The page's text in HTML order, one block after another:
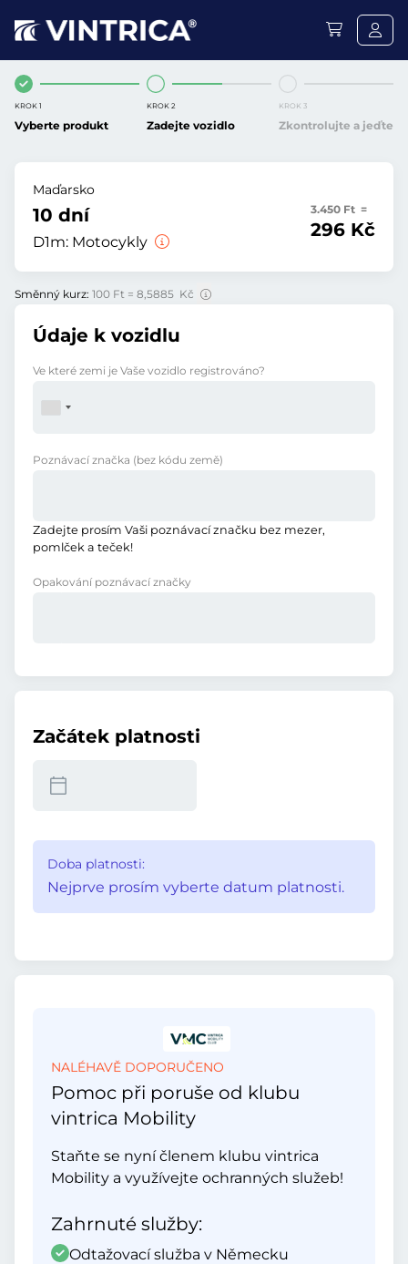
KROK 1
Vyberte produkt
KROK 2
Zadejte vozidlo
KROK 3
Zkontrolujte a jeďte
Maďarsko
10 dní
D1m: Motocykly
3.450 Ft =
296 Kč
Směnný kurz: 100 Ft = 8,5885 Kč
Údaje k vozidlu
Ve které zemi je Vaše vozidlo registrováno?
Poznávací značka (bez kódu země)
Zadejte prosím Vaši poznávací značku bez mezer,
pomlček a teček!
Opakování poznávací značky
Začátek platnosti
Doba platnosti:
Nejprve prosím vyberte datum platnosti.
NALÉHAVĚ DOPORUČENO
Pomoc při poruše od klubu
vintrica Mobility
Staňte se nyní členem klubu vintrica
Mobility a využívejte ochranných služeb!
Zahrnuté služby:
Odtažovací služba v Německu